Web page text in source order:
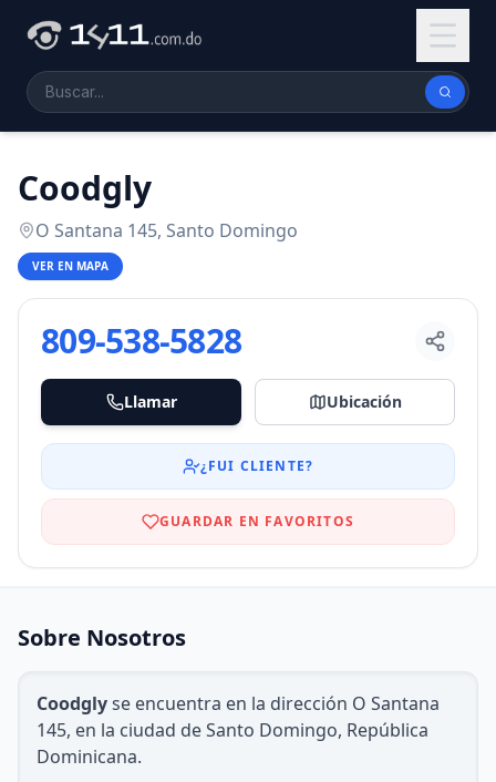
Coodgly
O Santana 145, Santo Domingo
VER EN MAPA
809-538-5828
Llamar Ubicación
¿FUI CLIENTE?
GUARDAR EN FAVORITOS
Sobre Nosotros
Coodglyse encuentra en la dirección O Santana
145, en la ciudad de Santo Domingo, República
Dominicana.